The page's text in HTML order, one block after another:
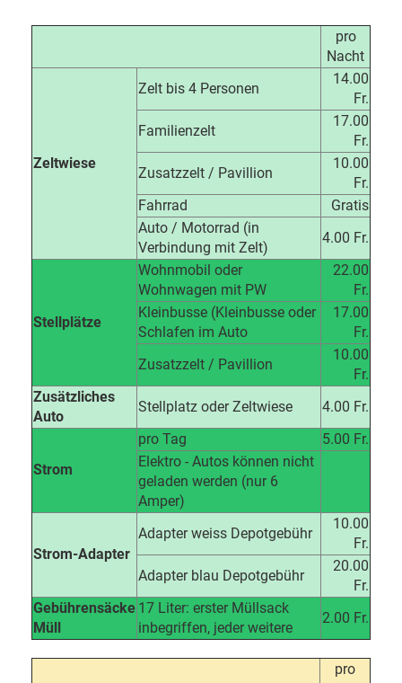
pro
Nacht
Zeltwiese
Zelt bis 4 Personen
14.00
Fr.
Familienzelt
17.00
Fr.
Zusatzzelt / Pavillion
10.00
Fr.
Fahrrad
Gratis
Auto / Motorrad (in
Verbindung mit Zelt)
4.00 Fr.
Stellplätze
Wohnmobil oder
Wohnwagen mit PW
22.00
Fr.
Kleinbusse (Kleinbusse oder
Schlafen im Auto
17.00
Fr.
Zusatzzelt / Pavillion
10.00
Fr.
Zusätzliches
Auto
Stellplatz oder Zeltwiese 4.00 Fr.
Strom
pro Tag
5.00 Fr.
Elektro - Autos können nicht
geladen werden (nur 6
Amper)
Strom-Adapter
Adapter weiss Depotgebühr
10.00
Fr.
Adapter blau Depotgebühr
20.00
Fr.
Gebührensäcke
Müll
17 Liter: erster Müllsack
inbegriffen, jeder weitere
2.00 Fr.
pro